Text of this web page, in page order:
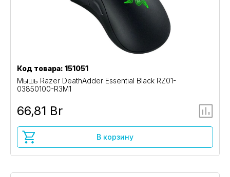
Код товара: 151051
Мышь Razer DeathAdder Essential Black RZ01-
03850100-R3M1
66,81 Br
В корзину